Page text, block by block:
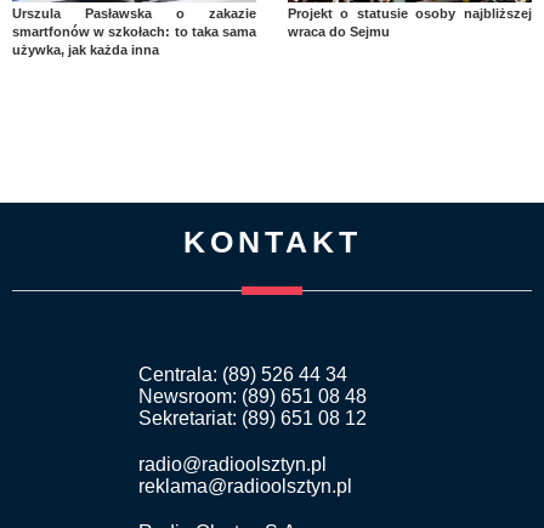
Urszula Pasławska o zakazie
smartfonów w szkołach: to taka sama
używka, jak każda inna
Projekt o statusie osoby najbliższej
wraca do Sejmu
KONTAKT
Centrala: (89) 526 44 34
Newsroom: (89) 651 08 48
Sekretariat: (89) 651 08 12
radio@radioolsztyn.pl
reklama@radioolsztyn.pl